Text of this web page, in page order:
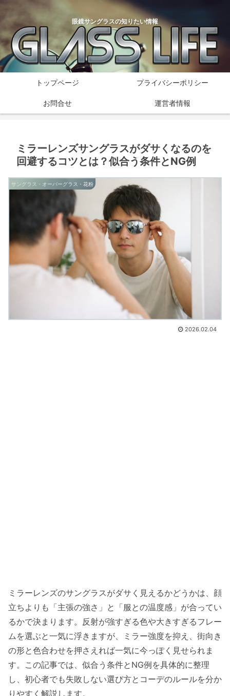
眼鏡サングラスの知りたい情報
トップページ プライバシーポリシー
お問合せ 運営者情報
ミラーレンズサングラスがダサくなるのを
回避するコツとは？似合う条件とNG例
サングラス・オーバーグラス・花粉
2026.02.04
ミラーレンズのサングラスがダサく見えるかどうかは、顔
立ちよりも「主張の強さ」と「服との温度感」が合ってい
るかで決まります。反射が強すぎる色や大きすぎるフレー
ムを選ぶと一気に浮きますが、ミラー強度を抑え、街向き
の形と色合わせを押さえれば一気に今っぽく見せられま
す。この記事では、似合う条件とNG例を具体的に整理
し、初心者でも失敗しない選び方とコーデのルールを分か
りやすく解説します。